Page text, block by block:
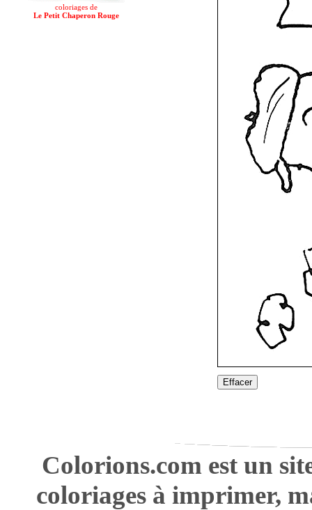
coloriages de
Le Petit Chaperon Rouge
Effacer
Colorions.com est un
coloriages à imprimer,